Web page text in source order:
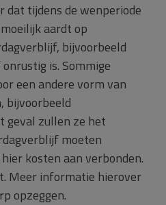
dat tijdens de wenperiode
aardt op
bijvoorbeeld
is. Sommige
een andere vorm van
bijvoorbeeld
geval zullen ze het
moeten
kosten aan verbonden.
Meer informatie hierover
opzeggen.